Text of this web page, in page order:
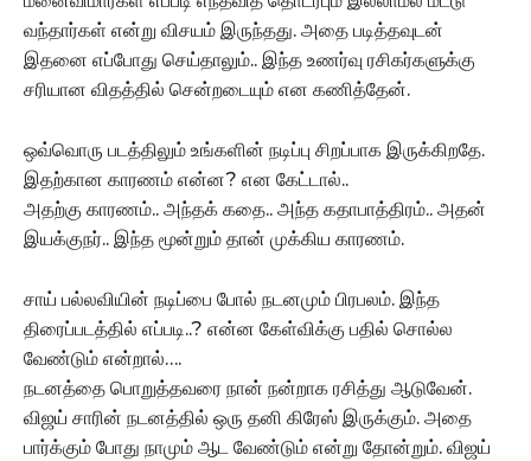
வந்தார்கள் என்று விசயம் இருந்தது. அதை படித்தவுடன்
இதனை எப்போது செய்தாலும்.. இந்த உணர்வு ரசிகர்களுக்கு
சரியான விதத்தில் சென்றடையும் என கணித்தேன்.
ஒவ்வொரு படத்திலும் உங்களின் நடிப்பு சிறப்பாக இருக்கிறதே.
இதற்கான காரணம் என்ன? என கேட்டால்..
அதற்கு காரணம்.. அந்தக் கதை.. அந்த கதாபாத்திரம்.. அதன்
இயக்குநர்.. இந்த மூன்றும் தான் முக்கிய காரணம்.
சாய் பல்லவியின் நடிப்பை போல் நடனமும் பிரபலம். இந்த
திரைப்படத்தில் எப்படி..? என்ன கேள்விக்கு பதில் சொல்ல
வேண்டும் என்றால்….
நடனத்தை பொறுத்தவரை நான் நன்றாக ரசித்து ஆடுவேன்.
விஜய் சாரின் நடனத்தில் ஒரு தனி கிரேஸ் இருக்கும். அதை
பார்க்கும் போது நாமும் ஆட வேண்டும் என்று தோன்றும். விஜய்